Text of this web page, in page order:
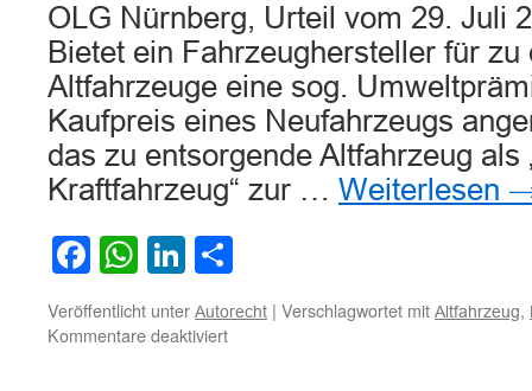
Verkehrsschild
OLG Nürnberg, Urteil vom 29. Juli
Bietet ein Fahrzeughersteller für zu
Altfahrzeuge eine sog.
Kaufpreis eines Neufahrzeugs
das zu entsorgende Altfahrzeug als
Kraftfahrzeug“ zur … Weiterlesen
Facebook
WhatsApp
LinkedIn
Veröffentlicht unter Autorecht | Verschlagwortet mit Altfahrzeug,
Kommentare deaktiviertfür